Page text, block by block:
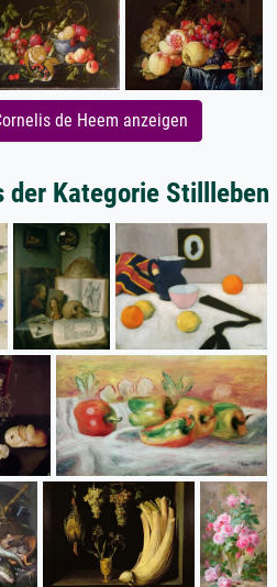
de Heem anzeigen
der Kategorie Stillleben